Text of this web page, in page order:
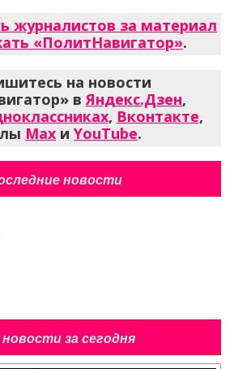
журналистов за материал
«ПолитНавигатор».
на новости
вЯндекс.Дзен,
, Вконтакте,
Max и YouTube.
новости
за сегодня